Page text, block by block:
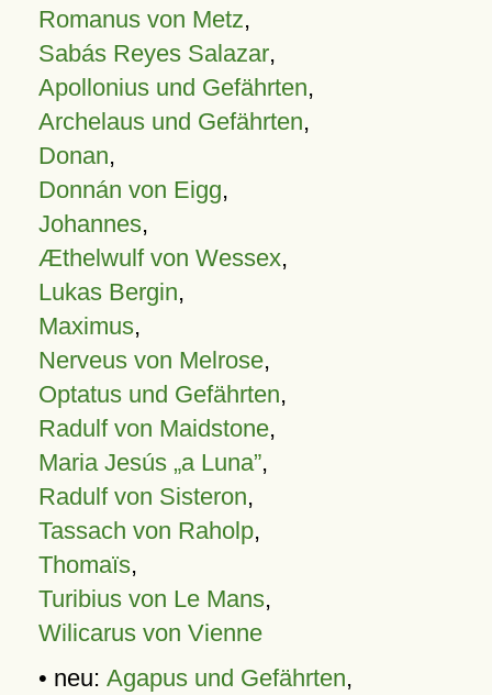
Romanus von Metz,
Sabás Reyes Salazar,
Apollonius und Gefährten,
Archelaus und Gefährten,
Donan,
Donnán von Eigg,
Johannes,
Æthelwulf von Wessex,
Lukas Bergin,
Maximus,
Nerveus von Melrose,
Optatus und Gefährten,
Radulf von Maidstone,
Maria Jesús „a Luna”,
Radulf von Sisteron,
Tassach von Raholp,
Thomaïs,
Turibius von Le Mans,
Wilicarus von Vienne
• neu: Agapus und Gefährten,